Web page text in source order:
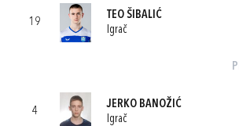
19
TEO ŠIBALIĆ
Igrač
4
JERKO BANOŽIĆ
Igrač